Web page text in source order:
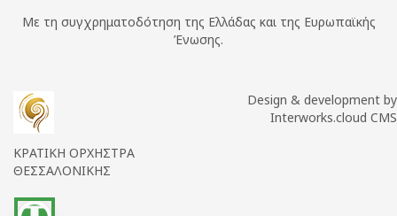
Με τη συγχρηματοδότηση της Ελλάδας και της Ευρωπαϊκής
Ένωσης.
ΚΡΑΤΙΚΗ ΟΡΧΗΣΤΡΑ
ΘΕΣΣΑΛΟΝΙΚΗΣ
Design & development by
Interworks.cloud CMS